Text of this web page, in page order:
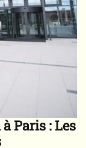
Paris : Les